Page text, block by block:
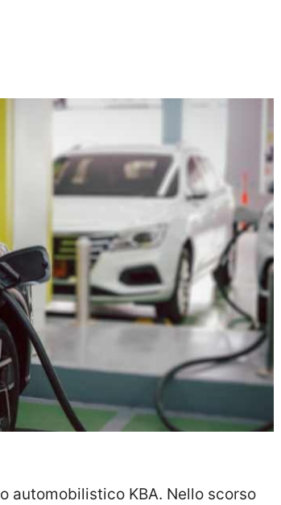
automobilistico KBA. Nello scorso